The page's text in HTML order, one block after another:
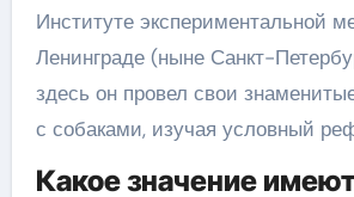
Институте экспериментальной
Ленинграде (ныне Санкт-
здесь он провел свои
с собаками, изучая условный
Какое значение